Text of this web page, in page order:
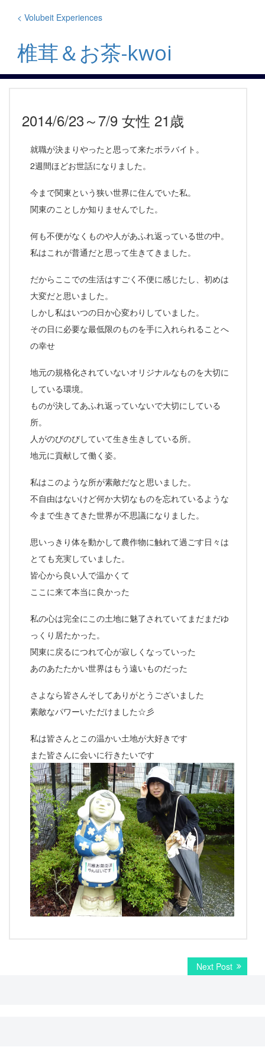
< Volubeit Experiences
椎茸＆お茶-kwoi
2014/6/23～7/9 女性 21歳
就職が決まりやったと思って来たボラバイト。
2週間ほどお世話になりました。
今まで関東という狭い世界に住んでいた私。
関東のことしか知りませんでした。
何も不便がなくものや人があふれ返っている世の中。
私はこれが普通だと思って生きてきました。
だからここでの生活はすごく不便に感じたし、初めは
大変だと思いました。
しかし私はいつの日か心変わりしていました。
その日に必要な最低限のものを手に入れられることへ
の幸せ
地元の規格化されていないオリジナルなものを大切に
している環境。
ものが決してあふれ返っていないで大切にしている
所。
人がのびのびしていて生き生きしている所。
地元に貢献して働く姿。
私はこのような所が素敵だなと思いました。
不自由はないけど何か大切なものを忘れているような
今まで生きてきた世界が不思議になりました。
思いっきり体を動かして農作物に触れて過ごす日々は
とても充実していました。
皆心から良い人で温かくて
ここに来て本当に良かった
私の心は完全にこの土地に魅了されていてまだまだゆ
っくり居たかった。
関東に戻るにつれて心が寂しくなっていった
あのあたたかい世界はもう遠いものだった
さよなら皆さんそしてありがとうございました
素敵なパワーいただけました☆彡
私は皆さんとこの温かい土地が大好きです
また皆さんに会いに行きたいです
Next PostNext
post: